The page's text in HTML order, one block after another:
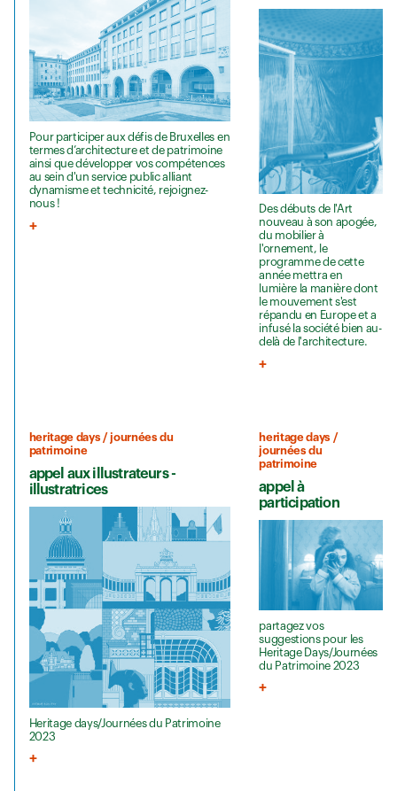
Pour participer aux défis de Bruxelles en
termes d’architecture et de patrimoine
ainsi que développer vos compétences
au sein d'un service public alliant
dynamisme et technicité, rejoignez-
nous !
Des débuts de l'Art
nouveau à son apogée,
du mobilier à
l'ornement, le
programme de cette
année mettra en
lumière la manière dont
le mouvement s'est
répandu en Europe et a
infusé la société bien au-
delà de l'architecture.
heritage days / journées du
patrimoine
appel aux illustrateurs -
illustratrices
Heritage days/Journées du Patrimoine
2023
heritage days /
journées du
patrimoine
appel à
participation
partagez vos
suggestions pour les
Heritage Days/Journées
du Patrimoine 2023